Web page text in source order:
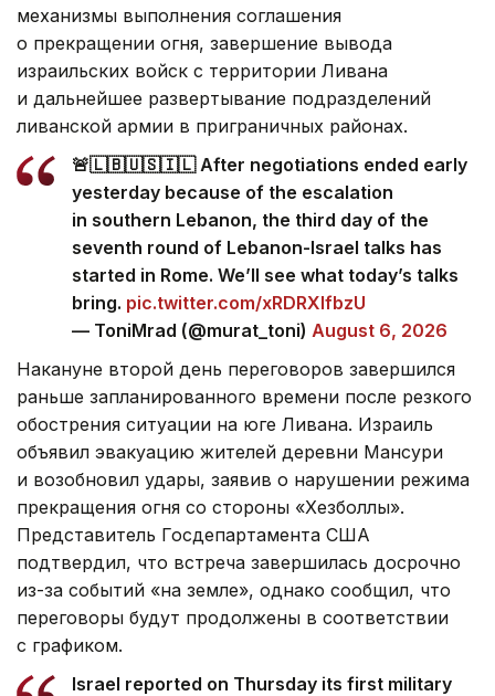
механизмы выполнения соглашения
о прекращении огня, завершение вывода
израильских войск с территории Ливана
и дальнейшее развертывание подразделений
ливанской армии в приграничных районах.
🚨🇱🇧🇺🇸🇮🇱 After negotiations ended early
yesterday because of the escalation
in southern Lebanon, the third day of the
seventh round of Lebanon-Israel talks has
started in Rome. We’ll see what today’s talks
bring. pic.twitter.com/xRDRXlfbzU
— ToniMrad (@murat_toni) August 6, 2026
Накануне второй день переговоров завершился
раньше запланированного времени после резкого
обострения ситуации на юге Ливана. Израиль
объявил эвакуацию жителей деревни Мансури
и возобновил удары, заявив о нарушении режима
прекращения огня со стороны «Хезболлы».
Представитель Госдепартамента США
подтвердил, что встреча завершилась досрочно
из-за событий «на земле», однако сообщил, что
переговоры будут продолжены в соответствии
с графиком.
Israel reported on Thursday its first military